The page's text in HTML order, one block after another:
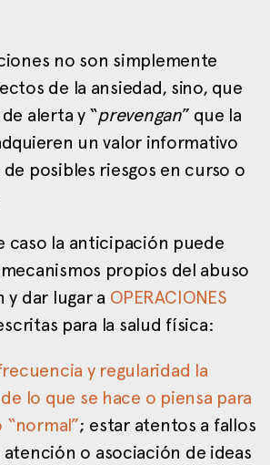
no son simplemente
de la ansiedad, sino, que
alerta y “prevengan” que la
un valor informativo
posibles riesgos en curso o
caso la anticipación puede
propios del abuso
y dar lugar a OPERACIONES
para la salud física:
y regularidad la
lo que se hace o piensa para
“normal”; estar atentos a fallos
o asociación de ideas